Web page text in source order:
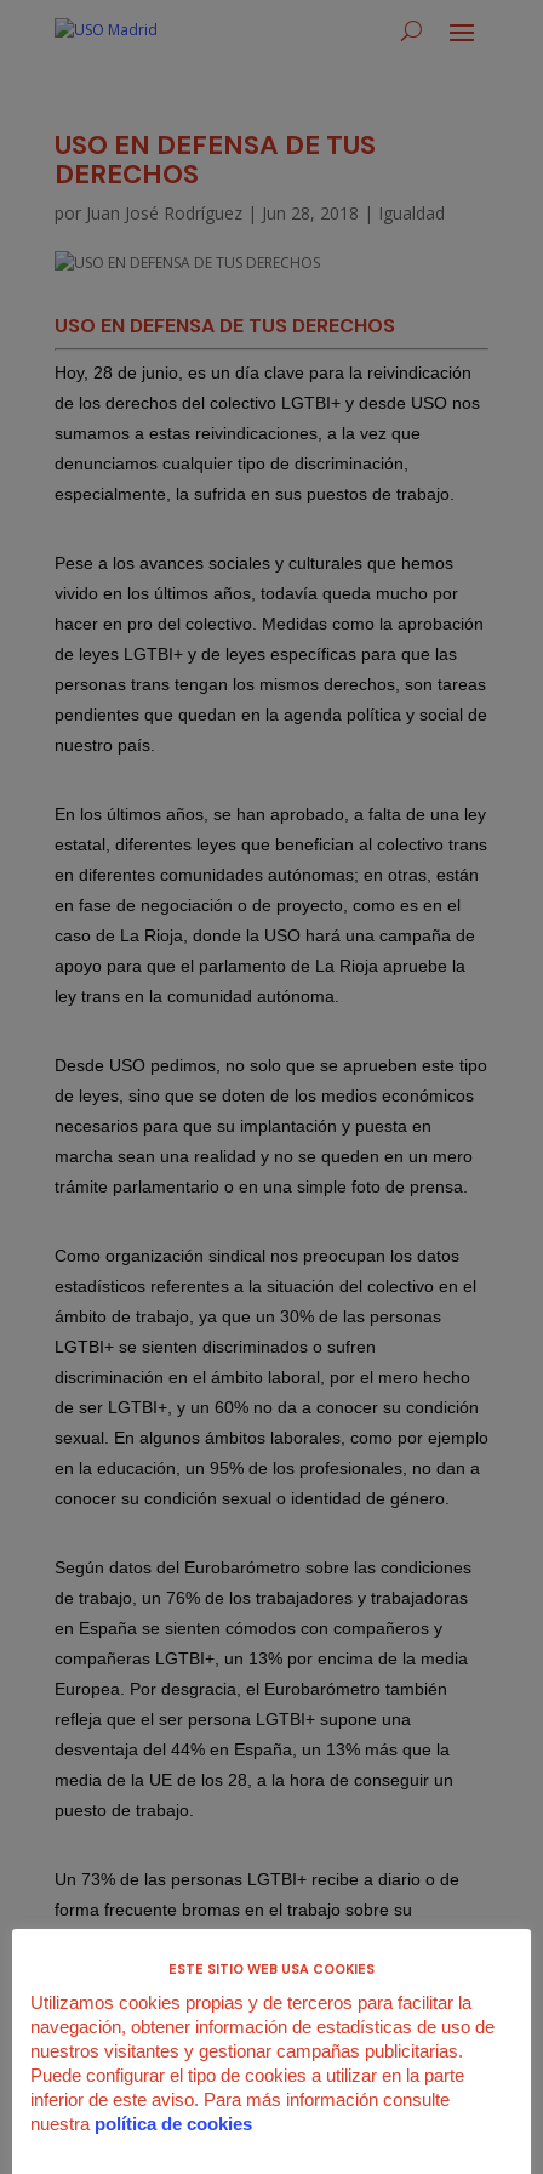
USO EN DEFENSA DE TUS
DERECHOS
por Juan José Rodríguez| Jun 28, 2018 | Igualdad
USO EN DEFENSA DE TUS DERECHOS
Hoy, 28 de junio, es un día clave para la reivindicación
de los derechos del colectivo LGTBI+ y desde USO nos
sumamos a estas reivindicaciones, a la vez que
denunciamos cualquier tipo de discriminación,
especialmente, la sufrida en sus puestos de trabajo.
Pese a los avances sociales y culturales que hemos
vivido en los últimos años, todavía queda mucho por
hacer en pro del colectivo. Medidas como la aprobación
de leyes LGTBI+ y de leyes específicas para que las
personas trans tengan los mismos derechos, son tareas
pendientes que quedan en la agenda política y social de
nuestro país.
En los últimos años, se han aprobado, a falta de una ley
estatal, diferentes leyes que benefician al colectivo trans
en diferentes comunidades autónomas; en otras, están
en fase de negociación o de proyecto, como es en el
caso de La Rioja, donde la USO hará una campaña de
apoyo para que el parlamento de La Rioja apruebe la
ley trans en la comunidad autónoma.
Desde USO pedimos, no solo que se aprueben este tipo
de leyes, sino que se doten de los medios económicos
necesarios para que su implantación y puesta en
marcha sean una realidad y no se queden en un mero
trámite parlamentario o en una simple foto de prensa.
Como organización sindical nos preocupan los datos
estadísticos referentes a la situación del colectivo en el
ámbito de trabajo, ya que un 30% de las personas
LGTBI+ se sienten discriminados o sufren
discriminación en el ámbito laboral, por el mero hecho
de ser LGTBI+, y un 60% no da a conocer su condición
sexual. En algunos ámbitos laborales, como por ejemplo
en la educación, un 95% de los profesionales, no dan a
conocer su condición sexual o identidad de género.
Según datos del Eurobarómetro sobre las condiciones
de trabajo, un 76% de los trabajadores y trabajadoras
en España se sienten cómodos con compañeros y
compañeras LGTBI+, un 13% por encima de la media
Europea. Por desgracia, el Eurobarómetro también
refleja que el ser persona LGTBI+ supone una
desventaja del 44% en España, un 13% más que la
media de la UE de los 28, a la hora de conseguir un
puesto de trabajo.
Un 73% de las personas LGTBI+ recibe a diario o de
forma frecuente bromas en el trabajo sobre su
hacen que el trabajador o trabajadora afectada se
sienta incómoda en el trabajo, casi un 48% sufren un
trato discriminatorio y un 20% tienen problemas para la
promoción laboral. En muchas ocasiones, estas
situaciones son el principio de casos de acoso laboral,
agresiones o incluso, despidos. Muchos de los
ESTE SITIO WEB USA COOKIES
Utilizamos cookies propias y de terceros para facilitar la
navegación, obtener información de estadísticas de uso de
nuestros visitantes y gestionar campañas publicitarias.
Puede configurar el tipo de cookies a utilizar en la parte
inferior de este aviso. Para más información consulte
nuestra política de cookies